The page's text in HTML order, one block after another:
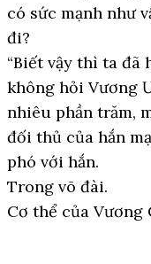
có sức mạnh như
đi?
“Biết vậy thì ta đã
không hỏi Vương
nhiêu phần trăm,
đối thủ của hắn
phó với hắn.
Trong võ đài.
Cơ thể của